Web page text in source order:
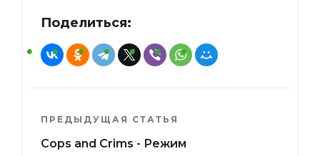
Поделиться:
ПРЕДЫДУЩАЯ СТАТЬЯ
Cops and Crims - Режим